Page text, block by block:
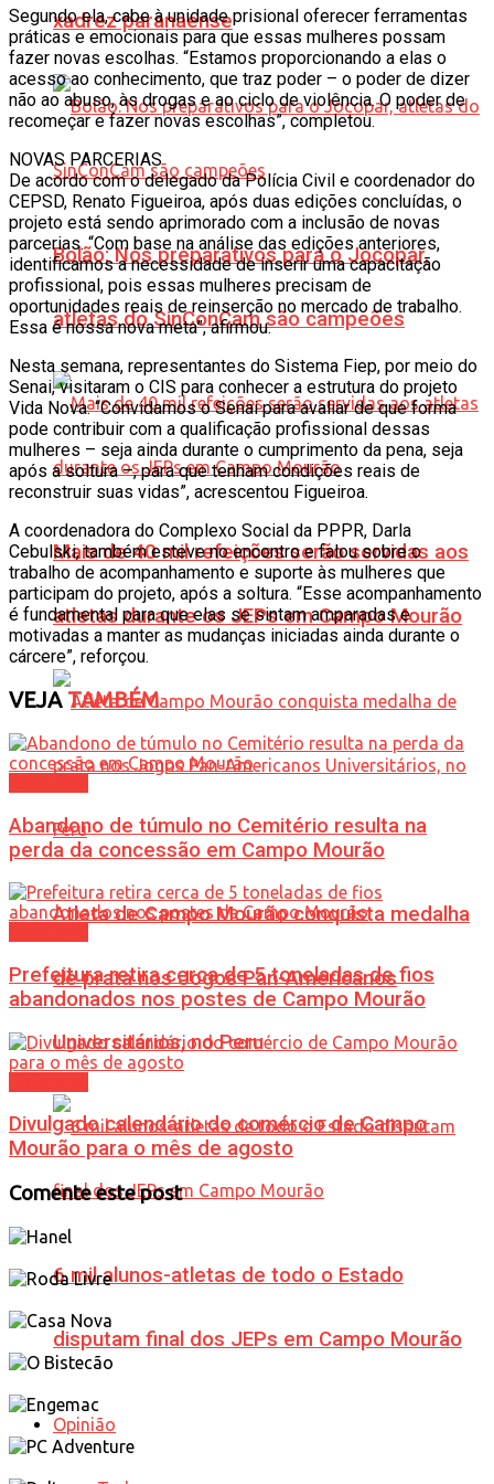
xadrez paranaense
Bolão: Nos preparativos para o Jocopar,
atletas do SinConCam são campeões
Mais de 40 mil refeições serão servidas aos
atletas durante os JEPs em Campo Mourão
Atleta de Campo Mourão conquista medalha
de prata nos Jogos Pan-Americanos
Universitários, no Peru
6 mil alunos-atletas de todo o Estado
disputam final dos JEPs em Campo Mourão
Opinião
Segundo ela, cabe à unidade prisional oferecer ferramentas
práticas e emocionais para que essas mulheres possam
fazer novas escolhas. “Estamos proporcionando a elas o
acesso ao conhecimento, que traz poder – o poder de dizer
não ao abuso, às drogas e ao ciclo de violência. O poder de
recomeçar e fazer novas escolhas”, completou.
NOVAS PARCERIAS
De acordo com o delegado da Polícia Civil e coordenador do
CEPSD, Renato Figueiroa, após duas edições concluídas, o
projeto está sendo aprimorado com a inclusão de novas
parcerias. “Com base na análise das edições anteriores,
identificamos a necessidade de inserir uma capacitação
profissional, pois essas mulheres precisam de
oportunidades reais de reinserção no mercado de trabalho.
Essa é nossa nova meta”, afirmou.
Nesta semana, representantes do Sistema Fiep, por meio do
Senai, visitaram o CIS para conhecer a estrutura do projeto
Vida Nova. “Convidamos o Senai para avaliar de que forma
pode contribuir com a qualificação profissional dessas
mulheres – seja ainda durante o cumprimento da pena, seja
após a soltura –, para que tenham condições reais de
reconstruir suas vidas”, acrescentou Figueiroa.
A coordenadora do Complexo Social da PPPR, Darla
Cebulski, também esteve no encontro e falou sobre o
trabalho de acompanhamento e suporte às mulheres que
participam do projeto, após a soltura. “Esse acompanhamento
é fundamental para que elas se sintam amparadas e
motivadas a manter as mudanças iniciadas ainda durante o
cárcere”, reforçou.
VEJATAMBÉM
Abandono de túmulo no Cemitério resulta na
perda da concessão em Campo Mourão
Prefeitura retira cerca de 5 toneladas de fios
abandonados nos postes de Campo Mourão
Divulgado calendário do comércio de Campo
Mourão para o mês de agosto
Comente este post